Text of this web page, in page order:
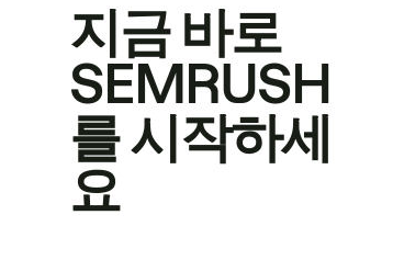
지금 바로
SEMRUSH
를 시작하세
요